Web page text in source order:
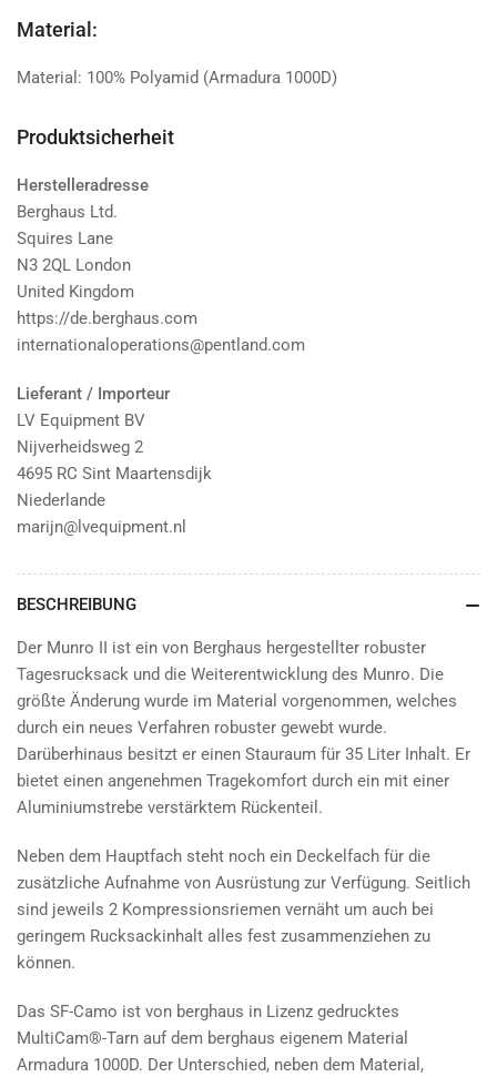
Material:
Material: 100% Polyamid (Armadura 1000D)
Produktsicherheit
Herstelleradresse
Berghaus Ltd.
Squires Lane
N3 2QL London
United Kingdom
https://de.berghaus.com
internationaloperations@pentland.com
Lieferant / Importeur
LV Equipment BV
Nijverheidsweg 2
4695 RC Sint Maartensdijk
Niederlande
marijn@lvequipment.nl
BESCHREIBUNG
Der Munro II ist ein von Berghaus hergestellter robuster
Tagesrucksack und die Weiterentwicklung des Munro. Die
größte Änderung wurde im Material vorgenommen, welches
durch ein neues Verfahren robuster gewebt wurde.
Darüberhinaus besitzt er einen Stauraum für 35 Liter Inhalt. Er
bietet einen angenehmen Tragekomfort durch ein mit einer
Aluminiumstrebe verstärktem Rückenteil.
Neben dem Hauptfach steht noch ein Deckelfach für die
zusätzliche Aufnahme von Ausrüstung zur Verfügung. Seitlich
sind jeweils 2 Kompressionsriemen vernäht um auch bei
geringem Rucksackinhalt alles fest zusammenziehen zu
können.
Das SF-Camo ist von berghaus in Lizenz gedrucktes
MultiCam®-Tarn auf dem berghaus eigenem Material
Armadura 1000D. Der Unterschied, neben dem Material,